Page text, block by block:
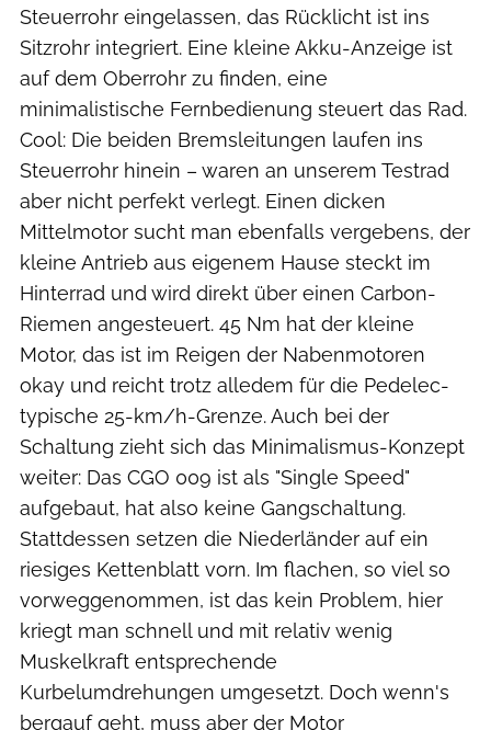
Steuerrohr eingelassen, das Rücklicht ist ins
Sitzrohr integriert. Eine kleine Akku-Anzeige ist
auf dem Oberrohr zu finden, eine
minimalistische Fernbedienung steuert das Rad.
Cool: Die beiden Bremsleitungen laufen ins
Steuerrohr hinein – waren an unserem Testrad
aber nicht perfekt verlegt. Einen dicken
Mittelmotor sucht man ebenfalls vergebens, der
kleine Antrieb aus eigenem Hause steckt im
Hinterrad und wird direkt über einen Carbon-
Riemen angesteuert. 45 Nm hat der kleine
Motor, das ist im Reigen der Nabenmotoren
okay und reicht trotz alledem für die Pedelec-
typische 25-km/h-Grenze. Auch bei der
Schaltung zieht sich das Minimalismus-Konzept
weiter: Das CGO 009 ist als "Single Speed"
aufgebaut, hat also keine Gangschaltung.
Stattdessen setzen die Niederländer auf ein
riesiges Kettenblatt vorn. Im flachen, so viel so
vorweggenommen, ist das kein Problem, hier
kriegt man schnell und mit relativ wenig
Muskelkraft entsprechende
Kurbelumdrehungen umgesetzt. Doch wenn's
bergauf geht, muss aber der Motor